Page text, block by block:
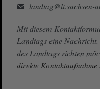
landtag@lt.sachsen-
Mit diesem
Landtags eine
des Landtags richten
direkte